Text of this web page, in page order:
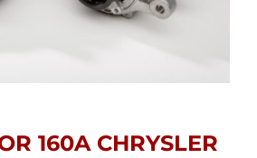
160A CHRYSLER